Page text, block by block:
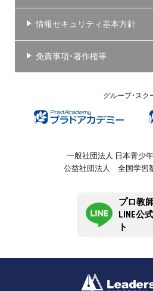
情報セキュリティ基本方針
免責事項・著作権等
グループ・スク
一般社団法人 日本青少
公益社団法人 全国学習
プロ教
LINE公
ト